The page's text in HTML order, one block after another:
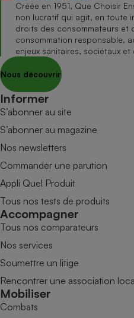
Créée en 1951, Que Choisir
non lucratif qui agit, en toute
droits des consommateurs et
consommation responsable,
enjeux sanitaires, sociétaux et
Nous découvrir
Informer
S’abonner au site
S’abonner au magazine
Nos newsletters
Commander une parution
Appli Quel Produit
Tous nos tests de produits
Accompagner
Tous nos comparateurs
Nos services
Soumettre un litige
Rencontrer une association
Mobiliser
Combats